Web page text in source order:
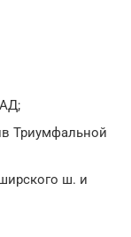
Триумфальной
ш. и